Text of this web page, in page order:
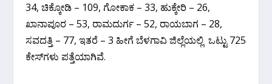
34, ಚಿಕ್ಕೋಡಿ – 109, ಗೋಕಾಕ – 33, ಹುಕ್ಕೇರಿ – 26,
ಖಾನಾಪೂರ – 53, ರಾಮದುರ್ಗ – 52, ರಾಯಬಾಗ – 28,
ಸವದತ್ತಿ – 77, ಇತರೆ – 3 ಹೀಗೆ ಬೆಳಗಾವಿ ಜಿಲ್ಲೆಯಲ್ಲಿ ಒಟ್ಟು 725
ಕೇಸ್‌ಗಳು ಪತ್ತೆಯಾಗಿವೆ.